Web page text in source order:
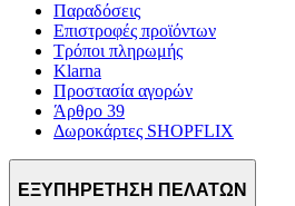
Παραδόσεις
Επιστροφές προϊόντων
Τρόποι πληρωμής
Klarna
Προστασία αγορών
Άρθρο 39
Δωροκάρτες SHOPFLIX
ΕΞΥΠΗΡΕΤΗΣΗ ΠΕΛΑΤΩΝ